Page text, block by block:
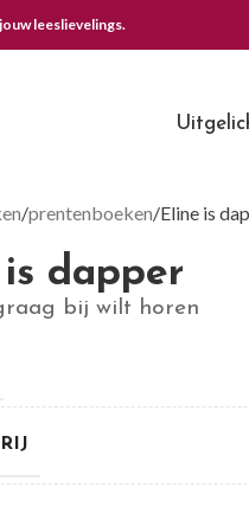
leeslievelings.
prentenboeken Eline is
dapper
bij wilt horen